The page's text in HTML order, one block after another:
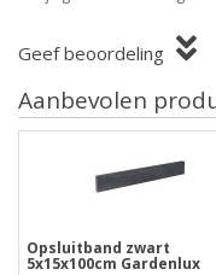
Geef beoordeling
Aanbevolen
Opsluitband zwart
5x15x100cm Gardenlux